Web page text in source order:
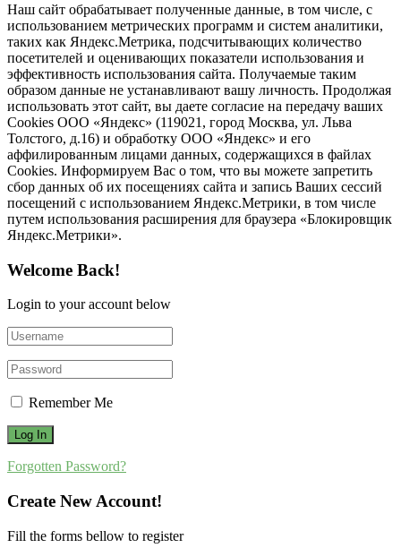
Наш сайт обрабатывает полученные данные, в том числе, с
использованием метрических программ и систем аналитики,
таких как Яндекс.Метрика, подсчитывающих количество
посетителей и оценивающих показатели использования и
эффективность использования сайта. Получаемые таким
образом данные не устанавливают вашу личность. Продолжая
использовать этот сайт, вы даете согласие на передачу ваших
Cookies ООО «Яндекс» (119021, город Москва, ул. Льва
Толстого, д.16) и обработку ООО «Яндекс» и его
аффилированным лицами данных, содержащихся в файлах
Cookies. Информируем Вас о том, что вы можете запретить
сбор данных об их посещениях сайта и запись Ваших сессий
посещений с использованием Яндекс.Метрики, в том числе
путем использования расширения для браузера «Блокировщик
Яндекс.Метрики».
Welcome Back!
Login to your account below
Remember Me
Forgotten Password?
Create New Account!
Fill the forms bellow to register